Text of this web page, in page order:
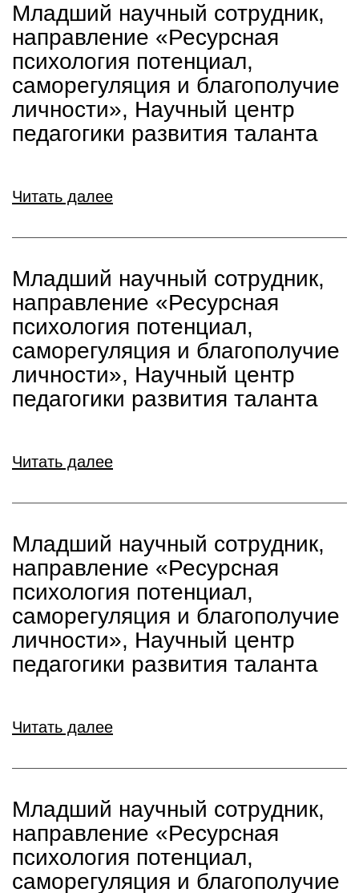
Младший научный сотрудник,
направление «Ресурсная
психология потенциал,
саморегуляция и благополучие
личности», Научный центр
педагогики развития таланта
Читать далее
Младший научный сотрудник,
направление «Ресурсная
психология потенциал,
саморегуляция и благополучие
личности», Научный центр
педагогики развития таланта
Читать далее
Младший научный сотрудник,
направление «Ресурсная
психология потенциал,
саморегуляция и благополучие
личности», Научный центр
педагогики развития таланта
Читать далее
Младший научный сотрудник,
направление «Ресурсная
психология потенциал,
саморегуляция и благополучие